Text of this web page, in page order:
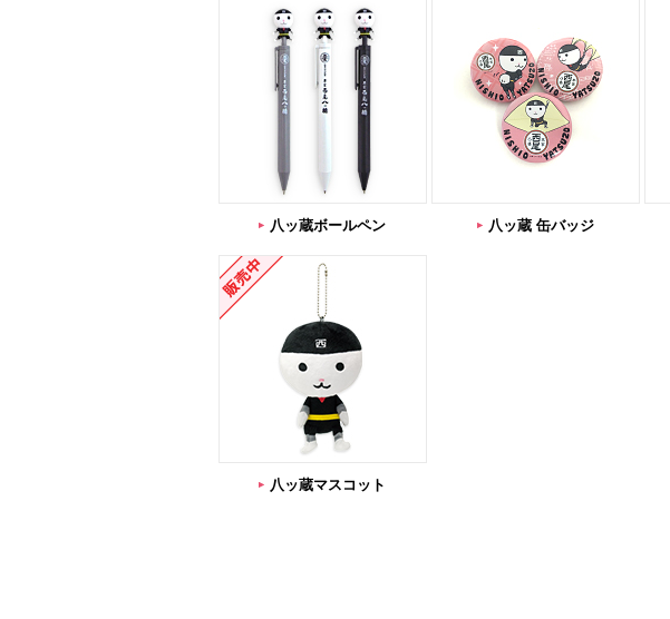
八ッ蔵ボールペン 八ッ蔵 缶バッジ
八ッ蔵マスコット